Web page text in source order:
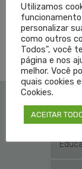
TAGGED EM: CORONAVÍRUS
Utilizamos
personalizar
como outros
Todos", você
página e nos
melhor. Você
quais cookies
Cookies.
ACEITAR